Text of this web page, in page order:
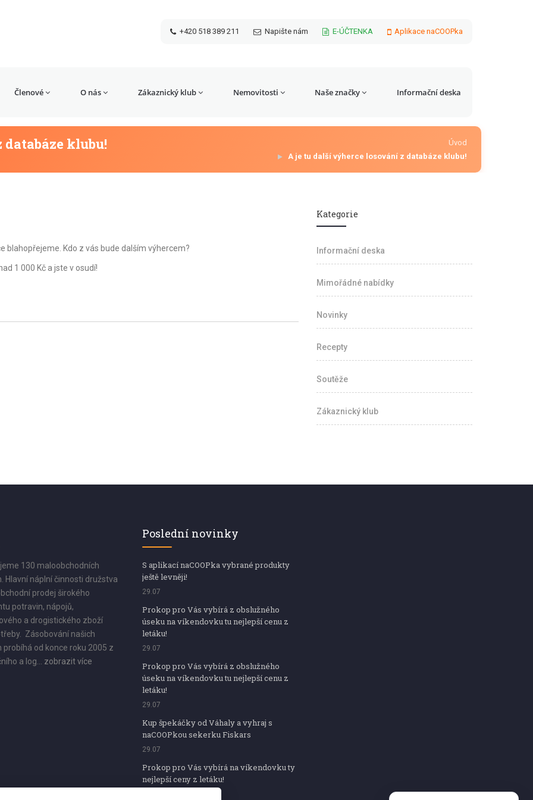
+420 518 389 211 Napište nám E-ÚČTENKA Aplikace naCOOPka
Členové O nás Zákaznický klub Nemovitosti Naše značky Informační deska
klubu!
Úvod
A je tu další výherce losování z databáze klubu!
blahopřejeme. Kdo z vás bude dalším výhercem?
1 000 Kč a jste v osudí!
Kategorie
Informační deska
Mimořádné nabídky
Novinky
Recepty
Soutěže
Zákaznický klub
130 maloobchodních
Hlavní náplní činnosti družstva
prodej širokého
potravin, nápojů,
a drogistického zboží
Zásobování našich
probíhá od konce roku 2005 z
a log... zobrazit více
Poslední novinky
S aplikací naCOOPka vybrané produkty
ještě levněji!
29.07
Prokop pro Vás vybírá z obslužného
úseku na víkendovku tu nejlepší cenu z
letáku!
29.07
Prokop pro Vás vybírá z obslužného
úseku na víkendovku tu nejlepší cenu z
letáku!
29.07
Kup špekáčky od Váhaly a vyhraj s
naCOOPkou sekerku Fiskars
29.07
Prokop pro Vás vybírá na víkendovku ty
nejlepší ceny z letáku!